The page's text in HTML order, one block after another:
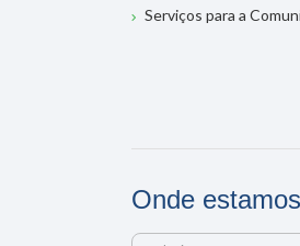
Serviços para a
Onde estamos